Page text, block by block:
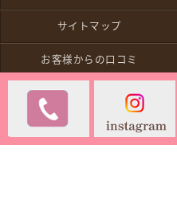
サイトマップ
お客様からの口コミ
最新の
Copyright (C) 2026 ワタナベ